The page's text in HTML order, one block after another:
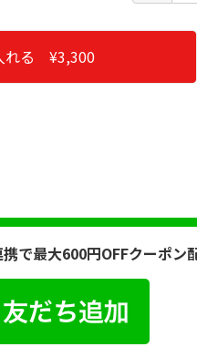
れる ¥3,300
で最大600円OFFクーポン